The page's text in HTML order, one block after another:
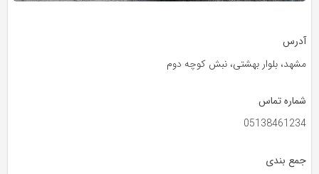
آدرس
مشهد، بلوار بهشتی، نبش کوچه دوم
شماره تماس
05138461234
جمع بندی